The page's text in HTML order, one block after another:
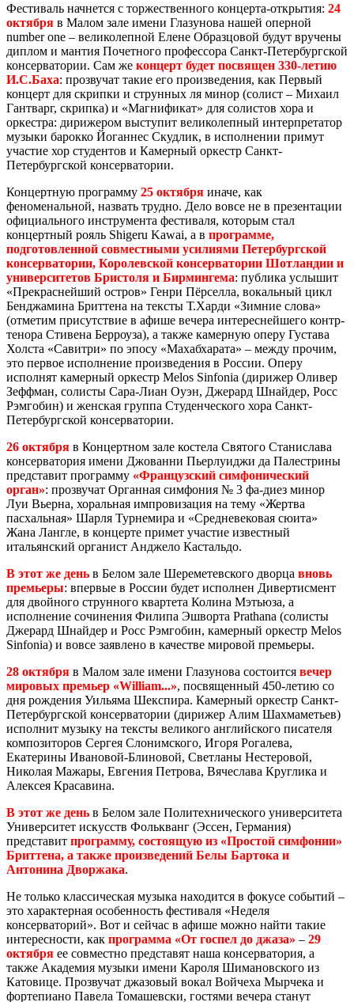
Фестиваль начнется с торжественного концерта-открытия: 24
октября в Малом зале имени Глазунова нашей оперной
number one – великолепной Елене Образцовой будут вручены
диплом и мантия Почетного профессора Санкт-Петербургской
консерватории. Сам же концерт будет посвящен 330-летию
И.С.Баха: прозвучат такие его произведения, как Первый
концерт для скрипки и струнных ля минор (солист – Михаил
Гантварг, скрипка) и «Магнификат» для солистов хора и
оркестра: дирижером выступит великолепный интерпретатор
музыки барокко Йоганнес Скудлик, в исполнении примут
участие хор студентов и Камерный оркестр Санкт-
Петербургской консерватории.
Концертную программу 25 октября иначе, как
феноменальной, назвать трудно. Дело вовсе не в презентации
официального инструмента фестиваля, которым стал
концертный рояль Shigeru Kawai, а в программе,
подготовленной совместными усилиями Петербургской
консерватории, Королевской консерватории Шотландии и
университетов Бристоля и Бирмингема: публика услышит
«Прекраснейший остров» Генри Пёрселла, вокальный цикл
Бенджамина Бриттена на тексты Т.Харди «Зимние слова»
(отметим присутствие в афише вечера интереснейшего контр-
тенора Стивена Берроуза), а также камерную оперу Густава
Холста «Савитри» по эпосу «Махабхарата» – между прочим,
это первое исполнение произведения в России. Оперу
исполнят камерный оркестр Melos Sinfonia (дирижер Оливер
Зеффман, солисты Сара-Лиан Оуэн, Джерард Шнайдер, Росс
Рэмгобин) и женская группа Студенческого хора Санкт-
Петербургской консерватории.
26 октября в Концертном зале костела Святого Станислава
консерватория имени Джованни Пьерлуиджи да Палестрины
представит программу «Французский симфонический
орган»: прозвучат Органная симфония № 3 фа-диез минор
Луи Вьерна, хоральная импровизация на тему «Жертва
пасхальная» Шарля Турнемира и «Средневековая сюита»
Жана Лангле, в концерте примет участие известный
итальянский органист Анджело Кастальдо.
В этот же день в Белом зале Шереметевского дворца вновь
премьеры: впервые в России будет исполнен Дивертисмент
для двойного струнного квартета Колина Мэтьюза, а
исполнение сочинения Филипа Эшворта Prathana (солисты
Джерард Шнайдер и Росс Рэмгобин, камерный оркестр Melos
Sinfonia) и вовсе заявлено в качестве мировой премьеры.
28 октября в Малом зале имени Глазунова состоится вечер
мировых премьер «William...», посвященный 450-летию со
дня рождения Уильяма Шекспира. Камерный оркестр Санкт-
Петербургской консерватории (дирижер Алим Шахмаметьев)
исполнит музыку на тексты великого английского писателя
композиторов Сергея Слонимского, Игоря Рогалева,
Екатерины Ивановой-Блиновой, Светланы Нестеровой,
Николая Мажары, Евгения Петрова, Вячеслава Круглика и
Алексея Красавина.
В этот же день в Белом зале Политехнического университета
Университет искусств Фолькванг (Эссен, Германия)
представит программу, состоящую из «Простой симфонии»
Бриттена, а также произведений Белы Бартока и
Антонина Дворжака.
Не только классическая музыка находится в фокусе событий –
это характерная особенность фестиваля «Неделя
консерваторий». Вот и сейчас в афише можно найти такие
интересности, как программа «От госпел до джаза» – 29
октября ее совместно представят наша консерватория, а
также Академия музыки имени Кароля Шимановского из
Катовице. Прозвучат джазовый вокал Войчеха Мырчека и
фортепиано Павела Томашевски, гостями вечера станут